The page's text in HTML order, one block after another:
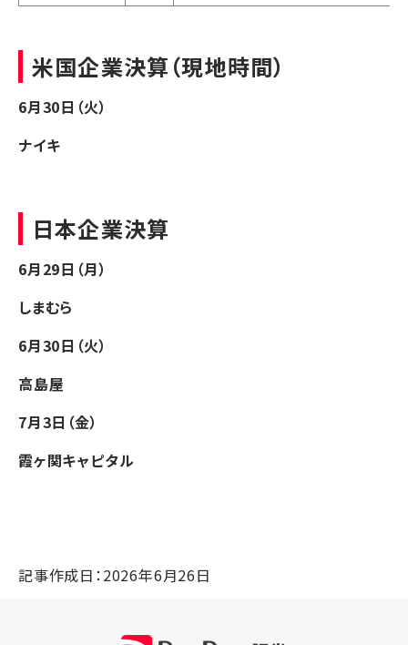
米国企業決算（現地時間）
6月30日（火）
ナイキ
日本企業決算
6月29日（月）
しまむら
6月30日（火）
高島屋
7月3日（金）
霞ヶ関キャピタル
記事作成日：2026年6月26日